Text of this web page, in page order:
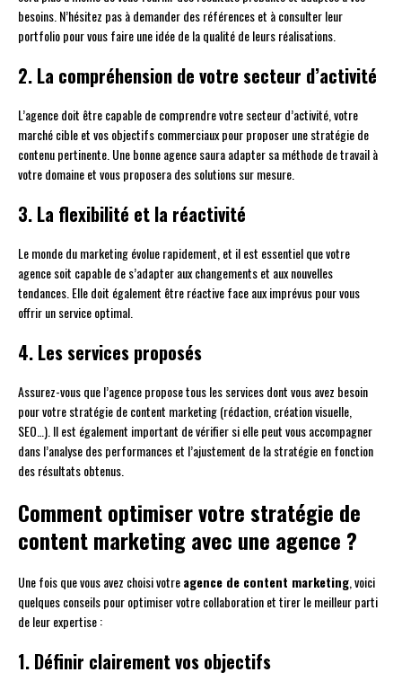
besoins. N’hésitez pas à demander des références et à consulter leur
portfolio pour vous faire une idée de la qualité de leurs réalisations.
2. La compréhension de votre secteur d’activité
L’agence doit être capable de comprendre votre secteur d’activité, votre
marché cible et vos objectifs commerciaux pour proposer une stratégie de
contenu pertinente. Une bonne agence saura adapter sa méthode de travail à
votre domaine et vous proposera des solutions sur mesure.
3. La flexibilité et la réactivité
Le monde du marketing évolue rapidement, et il est essentiel que votre
agence soit capable de s’adapter aux changements et aux nouvelles
tendances. Elle doit également être réactive face aux imprévus pour vous
offrir un service optimal.
4. Les services proposés
Assurez-vous que l’agence propose tous les services dont vous avez besoin
pour votre stratégie de content marketing (rédaction, création visuelle,
SEO…). Il est également important de vérifier si elle peut vous accompagner
dans l’analyse des performances et l’ajustement de la stratégie en fonction
des résultats obtenus.
Comment optimiser votre stratégie de
content marketing avec une agence ?
Une fois que vous avez choisi votreagence de content marketing , voici
quelques conseils pour optimiser votre collaboration et tirer le meilleur parti
de leur expertise :
1. Définir clairement vos objectifs